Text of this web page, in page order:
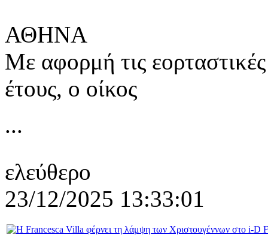
ΑΘΗΝΑ
Με αφορμή τις
έτους, ο οίκος
...
ελεύθερο
23/12/2025 13:33:01